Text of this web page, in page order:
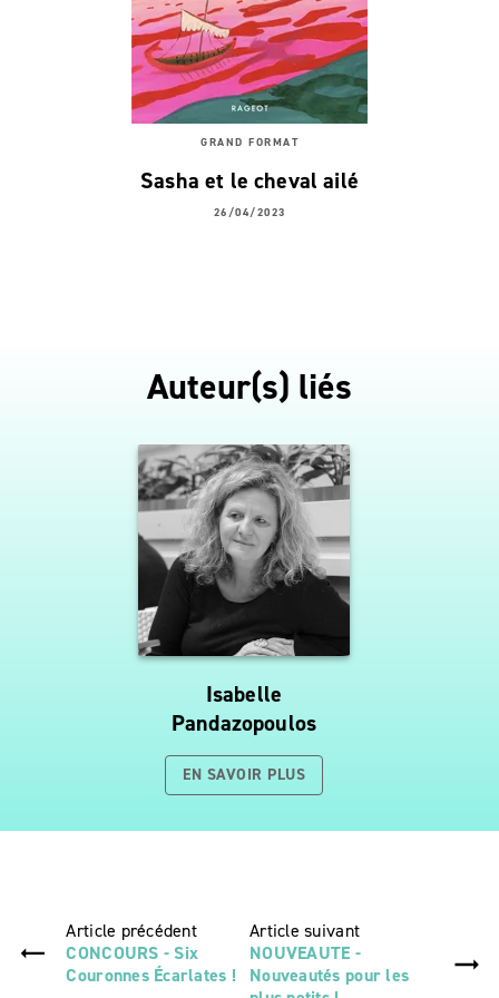
GRAND FORMAT
Sasha et le cheval ailé
26/04/2023
Auteur(s) liés
Isabelle
Pandazopoulos
EN SAVOIR PLUS
Article précédent
CONCOURS - Six
Couronnes Écarlates !
Article suivant
NOUVEAUTE -
Nouveautés pour les